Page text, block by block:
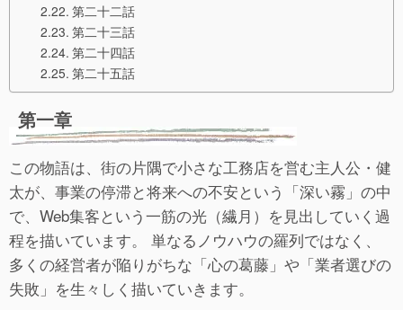
第二十二話
第二十三話
第二十四話
第二十五話
第一章
この物語は、街の片隅で小さな工務店を営む主人公・健
太が、事業の停滞と将来への不安という「深い霧」の中
で、Web集客という一筋の光（繊月）を見出していく過
程を描いています。 単なるノウハウの羅列ではなく、
多くの経営者が陥りがちな「心の葛藤」や「業者選びの
失敗」を生々しく描いていきます。